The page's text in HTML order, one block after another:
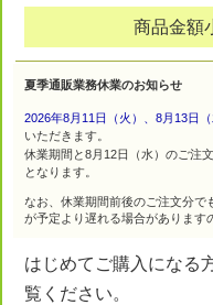
商品金額
夏季通販業務休業のお知らせ
2026年8月11日（火）、8月13日
いただきます。
休業期間と8月12日（水）のご注
となります。
なお、休業期間前後のご注文分で
が予定より遅れる場合があります
はじめてご購入になる
覧ください。